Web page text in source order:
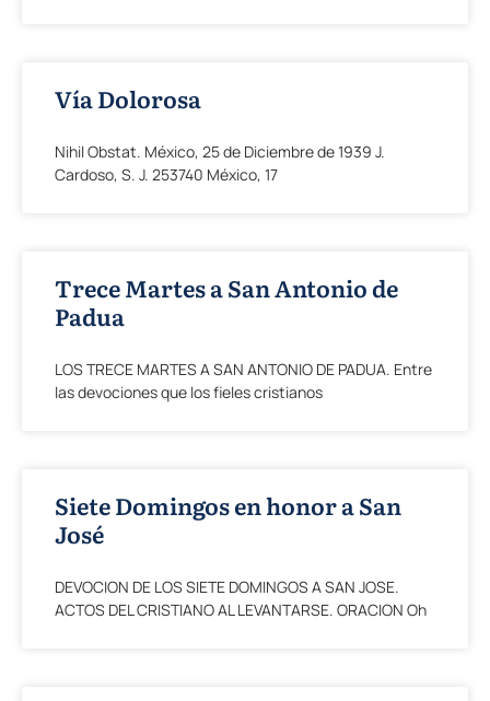
Vía Dolorosa
Nihil Obstat. México, 25 de Diciembre de 1939 J.
Cardoso, S. J. 253740 México, 17
Trece Martes a San Antonio de
Padua
LOS TRECE MARTES A SAN ANTONIO DE PADUA. Entre
las devociones que los fieles cristianos
Siete Domingos en honor a San
José
DEVOCION DE LOS SIETE DOMINGOS A SAN JOSE.
ACTOS DEL CRISTIANO AL LEVANTARSE. ORACION Oh